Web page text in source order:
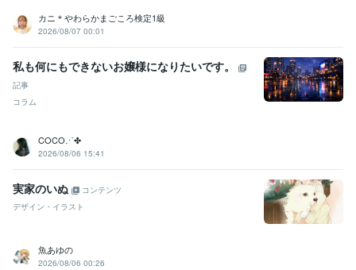
カニ＊やわらかまごころ検定1級
2026/08/07 00:01
私も何にもできないお嬢様になりたいです。
記事
コラム
COCO⋰✤
2026/08/06 15:41
実家のいぬ
コンテンツ
デザイン・イラスト
魚あゆの
2026/08/06 00:26